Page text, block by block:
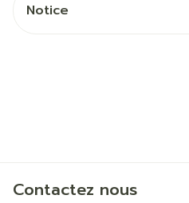
Notice
Contactez nous